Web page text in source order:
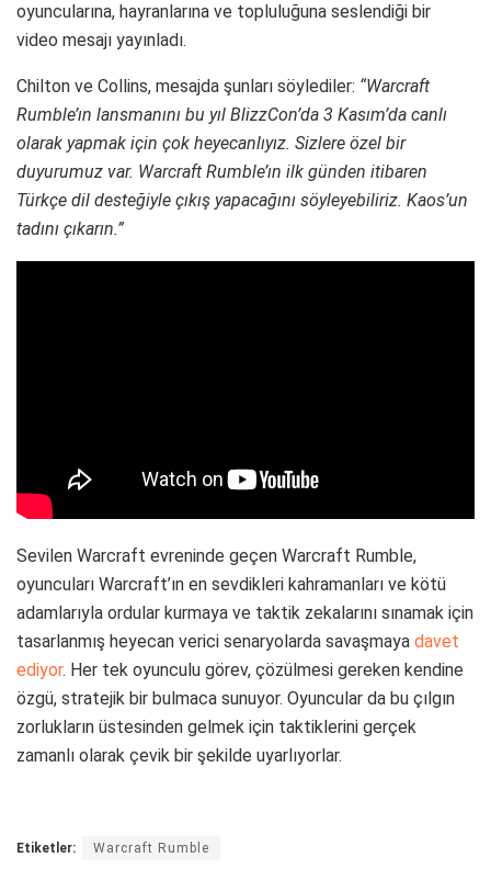
oyuncularına, hayranlarına ve topluluğuna seslendiği bir
video mesajı yayınladı.
Chilton ve Collins, mesajda şunları söylediler: “Warcraft
Rumble’ın lansmanını bu yıl BlizzCon’da 3 Kasım’da canlı
olarak yapmak için çok heyecanlıyız. Sizlere özel bir
duyurumuz var. Warcraft Rumble’ın ilk günden itibaren
Türkçe dil desteğiyle çıkış yapacağını söyleyebiliriz. Kaos’un
tadını çıkarın.”
Sevilen Warcraft evreninde geçen Warcraft Rumble,
oyuncuları Warcraft’ın en sevdikleri kahramanları ve kötü
adamlarıyla ordular kurmaya ve taktik zekalarını sınamak için
tasarlanmış heyecan verici senaryolarda savaşmaya davet
ediyor. Her tek oyunculu görev, çözülmesi gereken kendine
özgü, stratejik bir bulmaca sunuyor. Oyuncular da bu çılgın
zorlukların üstesinden gelmek için taktiklerini gerçek
zamanlı olarak çevik bir şekilde uyarlıyorlar.
Etiketler: Warcraft Rumble